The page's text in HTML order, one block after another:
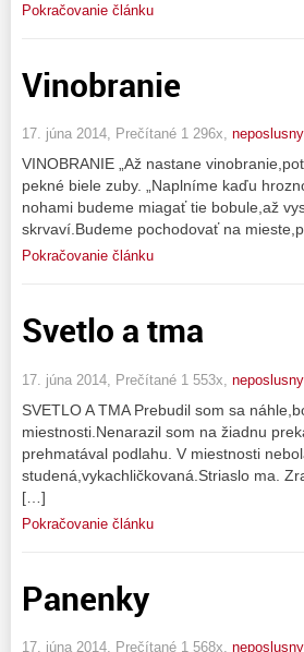
Pokračovanie článku
Vinobranie
17. júna 2014, Prečítané 1 296x,
VINOBRANIE „Až nastane
pekné biele zuby. „Naplníme kaďu
nohami budeme miagať tie bobule,až
skrvaví.Budeme pochodovať na
Pokračovanie článku
Svetlo a tma
17. júna 2014, Prečítané 1 553x,
SVETLO A TMA Prebudil som sa
miestnosti.Nenarazil som na žiadnu
prehmatával podlahu. V miestnosti
studená,vykachličkovaná.Striaslo ma.
[…]
Pokračovanie článku
Panenky
17. júna 2014, Prečítané 1 568x,